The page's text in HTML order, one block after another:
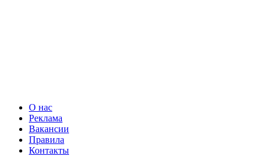
О нас
Реклама
Вакансии
Правила
Контакты